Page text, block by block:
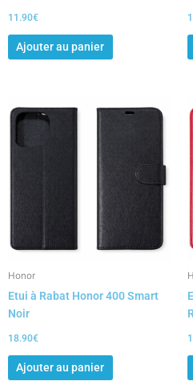
11.90€
Ajouter au panier
Honor
Etui à Rabat Honor 400 Smart
Noir
18.90€
Ajouter au panier